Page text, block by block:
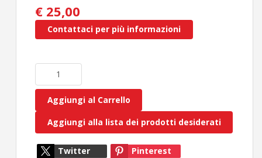
€ 25,00
Contattaci per più informazioni
Aggiungi al Carrello
Aggiungi alla lista dei prodotti desiderati
Twitter
Pinterest